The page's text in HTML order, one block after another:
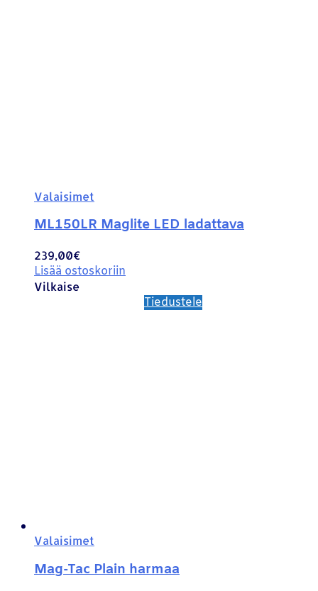
Valaisimet
ML150LR Maglite LED ladattava
239,00€
Lisää ostoskoriin
Vilkaise
Tiedustele
Valaisimet
Mag-Tac Plain harmaa